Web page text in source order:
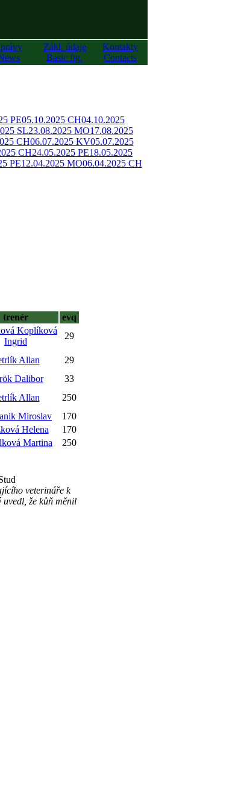
Zákl. údaje
Basic fig.
Kontakty
Contacts
PE05.10.2025 CH04.10.2025
SL23.08.2025 MO17.08.2025
CH06.07.2025 KV05.07.2025
CH24.05.2025 PE18.05.2025
PE12.04.2025 MO06.04.2025 CH
trenér
evq
Koplíková
Ingrid
29
Allan
29
Dalibor
33
Allan
250
Miroslav
170
Helena
170
Martina
250
veterináře k
že kůň měnil